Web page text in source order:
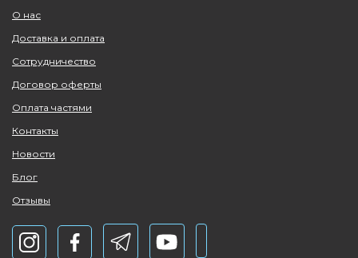
О нас
Доставка и оплата
Сотрудничество
Договор оферты
Оплата частями
Контакты
Новости
Блог
Отзывы